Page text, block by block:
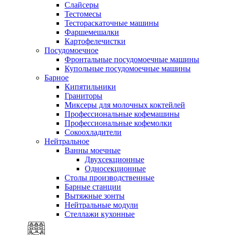
Слайсеры
Тестомесы
Тестораскаточные машины
Фаршемешалки
Картофелечистки
Посудомоечное
Фронтальные посудомоечные машины
Купольные посудомоечные машины
Барное
Кипятильники
Граниторы
Миксеры для молочных коктейлей
Профессиональные кофемашины
Профессиональные кофемолки
Сокоохладители
Нейтральное
Ванны моечные
Двухсекционные
Односекционные
Столы производственные
Барные станции
Вытяжные зонты
Нейтральные модули
Стеллажи кухонные